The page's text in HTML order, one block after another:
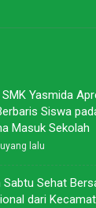
Yasmida
Siswa
Masuk Sekolah
lalu
Sabtu Sehat
dari